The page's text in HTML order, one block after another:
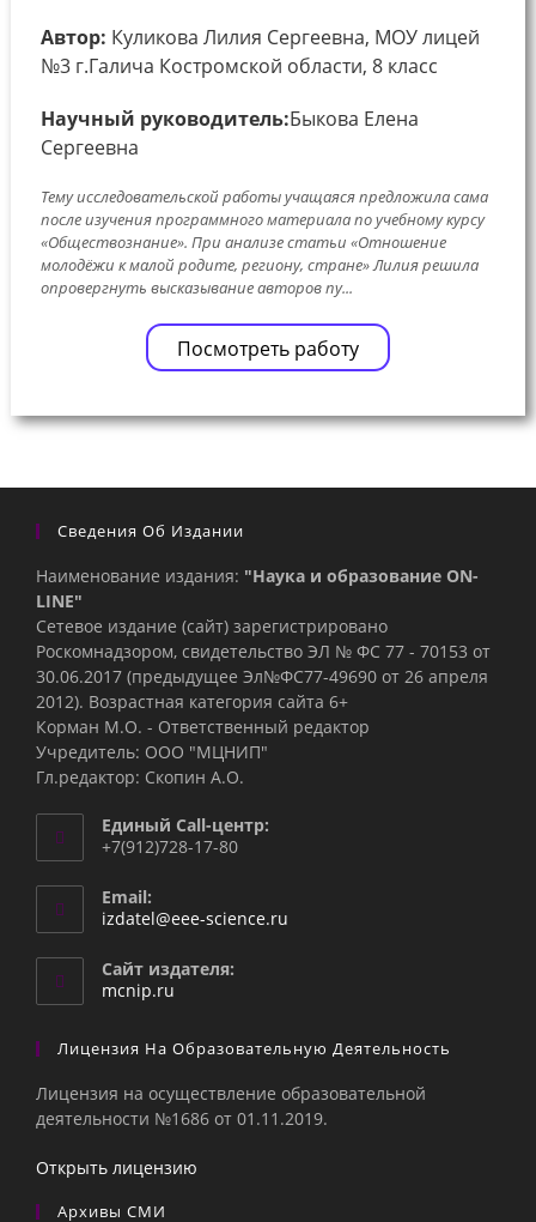
Автор: Куликова Лилия Сергеевна, МОУ лицей
№3 г.Галича Костромской области, 8 класс
Научный руководитель:Быкова Елена
Сергеевна
Тему исследовательской работы учащаяся предложила сама
после изучения программного материала по учебному курсу
«Обществознание». При анализе статьи «Отношение
молодёжи к малой родите, региону, стране» Лилия решила
опровергнуть высказывание авторов пу...
Посмотреть работу
Сведения Об Издании
Наименование издания: "Наука и образование ON-
LINE"
Сетевое издание (сайт) зарегистрировано
Роскомнадзором, свидетельство ЭЛ № ФС 77 - 70153 от
30.06.2017 (предыдущее Эл№ФC77-49690 от 26 апреля
2012). Возрастная категория сайта 6+
Корман М.О. - Ответственный редактор
Учредитель: ООО "МЦНИП"
Гл.редактор: Скопин А.О.
Единый Call-центр:
+7(912)728-17-80
Email:
izdatel@eee-science.ru
Сайт издателя:
mcnip.ru
Лицензия На Образовательную Деятельность
Лицензия на осуществление образовательной
деятельности №1686 от 01.11.2019.
Открыть лицензию
Архивы СМИ